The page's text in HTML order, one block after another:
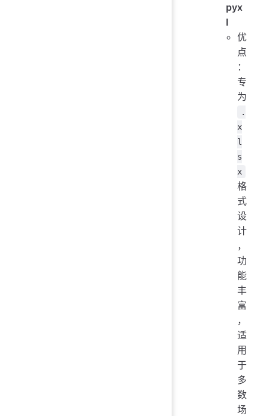
pyx
l
优
点
：
专
为
.
x
l
s
x
格
式
设
计
，
功
能
丰
富
，
适
用
于
多
数
场